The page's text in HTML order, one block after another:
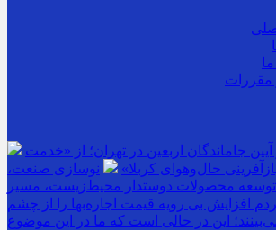
مقررات
جاماندگان اربعین در تهران؛ از «خدمت
حال‌وهوای کربلا»
نوسازی صنعت،
توسعه محصولات دوستدار محیط‌زیست، مسیر
افزایش بی رویه قیمت اجاره‌بها را از چشم
این در حالی است که ما در این موضوع